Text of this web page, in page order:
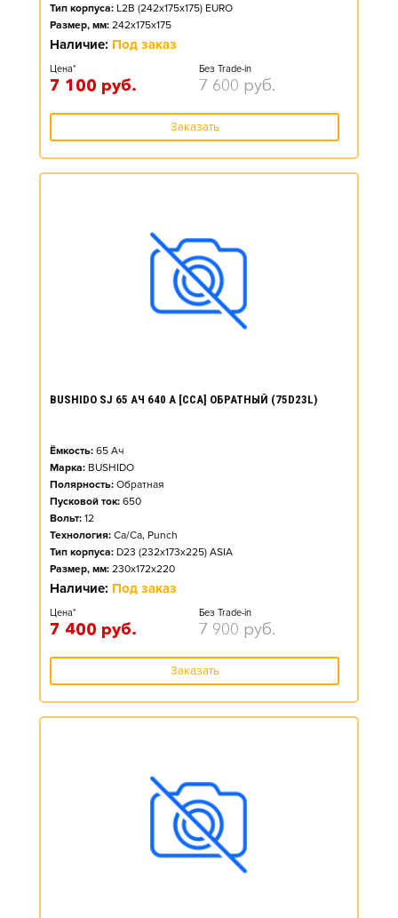
Тип корпуса: L2B (242x175x175) EURO
Размер, мм: 242x175x175
Наличие: Под заказ
Цена*
7 100 руб.
Без Trade-in
7 600 руб.
Заказать
BUSHIDO SJ 65 АЧ 640 А [CCA] ОБРАТНЫЙ (75D23L)
Ёмкость: 65 Ач
Марка: BUSHIDO
Полярность: Обратная
Пусковой ток: 650
Вольт: 12
Технология: Ca/Ca, Punch
Тип корпуса: D23 (232x173x225) ASIA
Размер, мм: 230x172x220
Наличие: Под заказ
Цена*
7 400 руб.
Без Trade-in
7 900 руб.
Заказать